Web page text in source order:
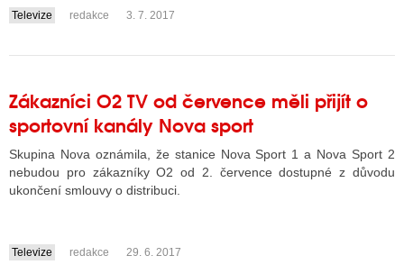
....
Televize redakce 3. 7. 2017
Zákazníci O2 TV od července měli přijít o
sportovní kanály Nova sport
Skupina Nova oznámila, že stanice Nova Sport 1 a Nova Sport 2
nebudou pro zákazníky O2 od 2. července dostupné z důvodu
ukončení smlouvy o distribuci.
....
Televize redakce 29. 6. 2017